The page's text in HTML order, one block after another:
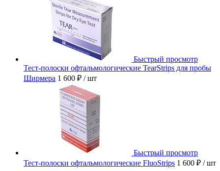
Быстрый просмотр
Тест-полоски офтальмологические TearStrips для пробы
Ширмера 1 600 ₽ / шт
Быстрый просмотр
Тест-полоски офтальмологические FluoStrips 1 600 ₽ / шт